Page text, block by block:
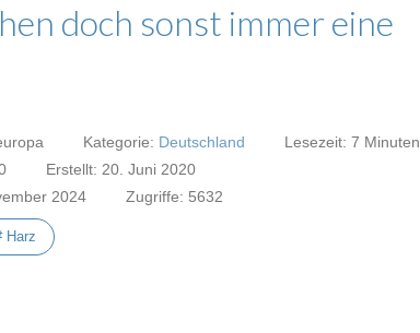
doch sonst immer eine
Kategorie: Deutschland
Lesezeit: 7 Minuten
Erstellt: 20. Juni 2020
2024
Zugriffe: 5632
Harz